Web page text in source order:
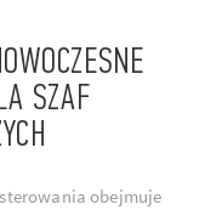
SZAF
obejmuje